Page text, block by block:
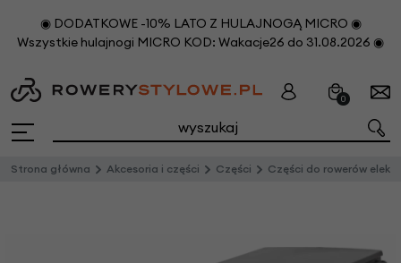
◉ DODATKOWE -10% LATO Z HULAJNOGĄ MICRO ◉
Wszystkie hulajnogi MICRO KOD: Wakacje26 do 31.08.2026 ◉
0
Strona główna Akcesoria i części Części Części do rowerów elektrycznych